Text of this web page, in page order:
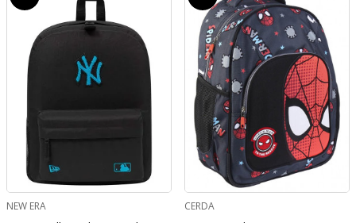
NEW ERA CERDA